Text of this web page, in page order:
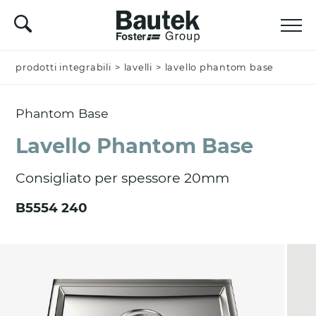
prodotti integrabili > lavelli > lavello phantom base
Phantom Base
Lavello Phantom Base
Consigliato per spessore 20mm
B5554 240
Nominativo *
Azienda
Email *